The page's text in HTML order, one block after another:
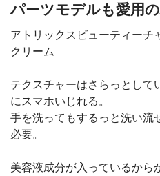
パーツモデルも愛用
アトリックスビューティーチ
クリーム
テクスチャーはさらっとして
にスマホいじれる。
手を洗ってもするっと洗い流
必要。
美容液成分が入っているから